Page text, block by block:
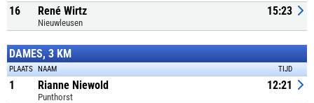
16 René Wirtz
Nieuwleusen
15:23
DAMES, 3 KM
PLAATS NAAM TIJD
1 Rianne Niewold
Punthorst
12:21